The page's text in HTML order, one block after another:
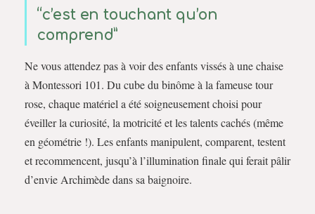
“c’est en touchant qu’on
comprend”
Ne vous attendez pas à voir des enfants vissés à une chaise
à Montessori 101. Du cube du binôme à la fameuse tour
rose, chaque matériel a été soigneusement choisi pour
éveiller la curiosité, la motricité et les talents cachés (même
en géométrie !). Les enfants manipulent, comparent, testent
et recommencent, jusqu’à l’illumination finale qui ferait pâlir
d’envie Archimède dans sa baignoire.